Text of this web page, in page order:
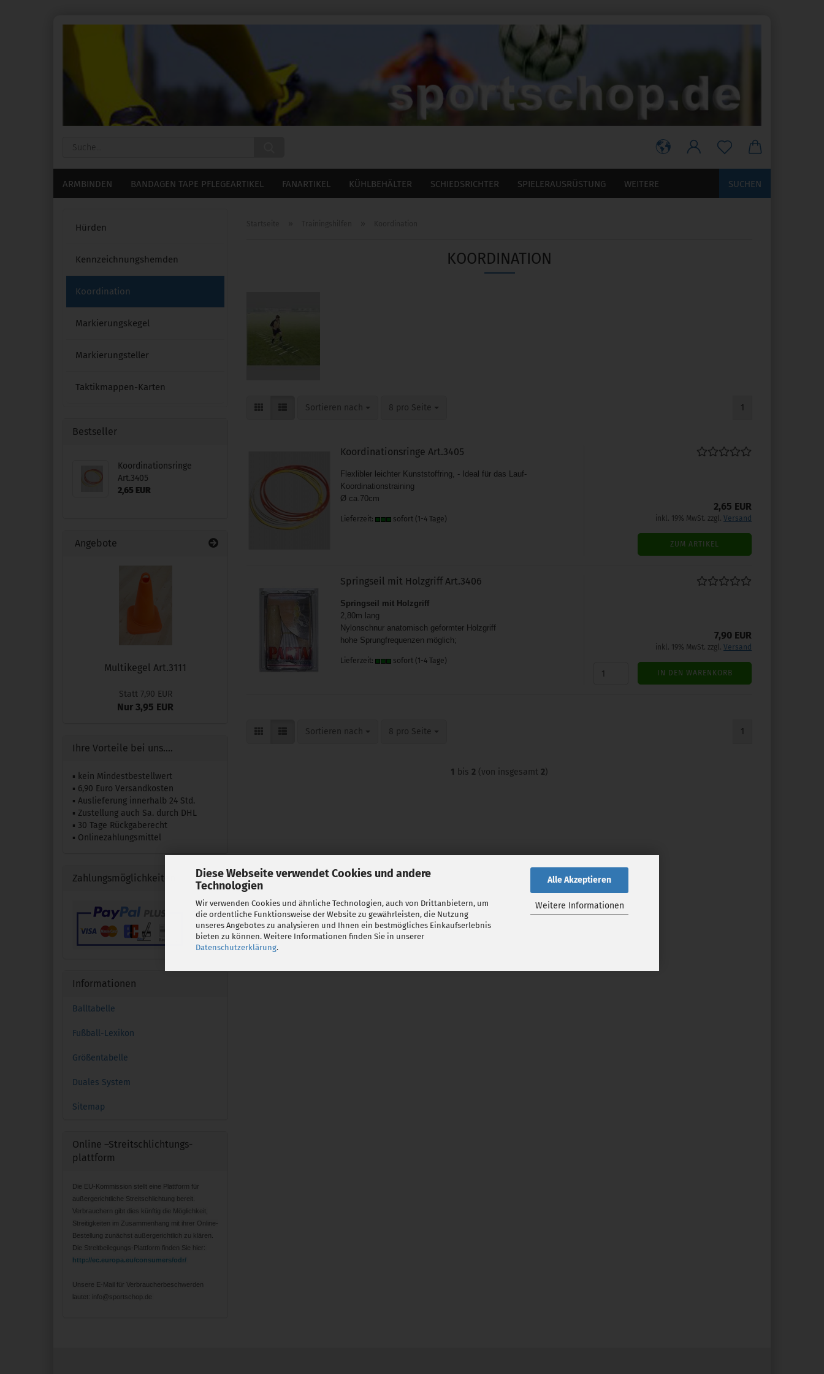
Diese Webseite verwendet Cookies und andere
Technologien
Wir verwenden Cookies und ähnliche Technologien, auch von Drittanbietern, um
die ordentliche Funktionsweise der Website zu gewährleisten, die Nutzung
unseres Angebotes zu analysieren und Ihnen ein bestmögliches Einkaufserlebnis
bieten zu können. Weitere Informationen finden Sie in unserer
Datenschutzerklärung.
Alle Akzeptieren
Weitere Informationen
ARMBINDEN BANDAGEN TAPE PFLEGEARTIKEL FANARTIKEL KÜHLBEHÄLTER SCHIEDSRICHTER SPIELERAUSRÜSTUNG SUCHEN
WEITERE
KOORDINATION
Sortieren nach
Sortieren nach 8 pro Seite
pro Seite 1
Koordinationsringe Art.3405
Flexlibler leichter Kunststoffring, - Ideal für das Lauf-
Koordinationstraining
Ø ca.70cm
Lieferzeit: sofort (1-4 Tage)
2,65 EUR
inkl. 19% MwSt. zzgl. Versand
ZUM ARTIKEL
Springseil mit Holzgriff Art.3406
Springseil mit Holzgriff
2,80m lang
Nylonschnur anatomisch geformter Holzgriff
hohe Sprungfrequenzen möglich;
Lieferzeit: sofort (1-4 Tage)
7,90 EUR
inkl. 19% MwSt. zzgl. Versand
IN DEN WARENKORB
Sortieren nach
Sortieren nach 8 pro Seite
pro Seite 1
1 bis 2 (von insgesamt 2)
Hürden
Kennzeichnungshemden
Koordination
Markierungskegel
Markierungsteller
Taktikmappen-Karten
Bestseller
Koordinationsringe
Art.3405
2,65 EUR
Angebote
Multikegel Art.3111
Statt 7,90 EUR
Nur 3,95 EUR
Ihre Vorteile bei uns....
▪ kein Mindestbestellwert
▪ 6,90 Euro Versandkosten
▪ Auslieferung innerhalb 24 Std.
▪ Zustellung auch Sa. durch DHL
▪ 30 Tage Rückgaberecht
▪ Onlinezahlungsmittel
Zahlungsmöglichkeiten
Informationen
Balltabelle
Fußball-Lexikon
Größentabelle
Duales System
Sitemap
Online –Streitschlichtungs-
plattform
Die EU-Kommission stellt eine Plattform für
außergerichtliche Streitschlichtung bereit.
Verbrauchern gibt dies künftig die Möglichkeit,
Streitigkeiten im Zusammenhang mit ihrer Online-
Bestellung zunächst außergerichtlich zu klären.
Die Streitbeilegungs-Plattform finden Sie hier:
http://ec.europa.eu/consumers/odr/
Unsere E-Mail für Verbraucherbeschwerden
lautet: info@sportschop.de